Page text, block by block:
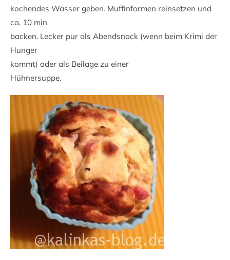
kochendes Wasser geben. Muffinformen reinsetzen und
ca. 10 min
backen. Lecker pur als Abendsnack (wenn beim Krimi der
Hunger
kommt) oder als Beilage zu einer
Hühnersuppe.